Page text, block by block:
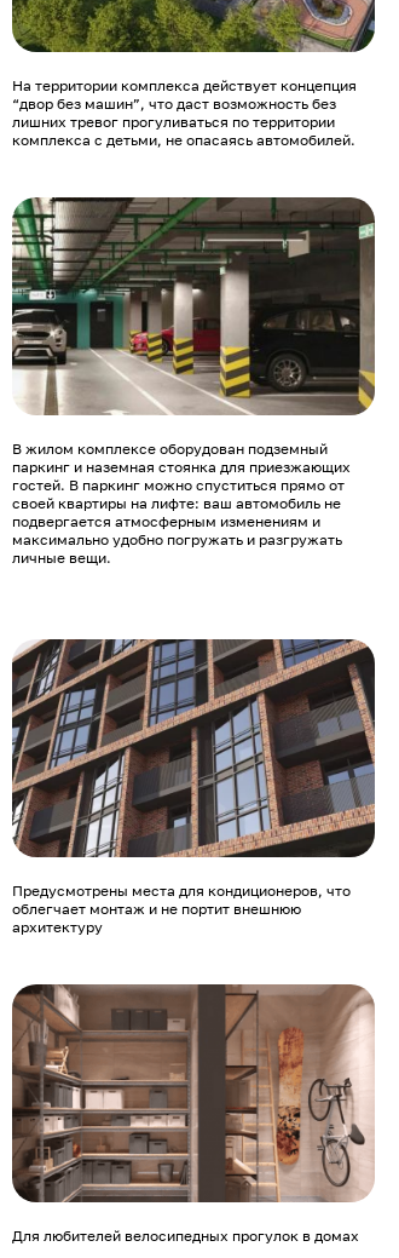
На территории комплекса действует концепция
“двор без машин”, что даст возможность без
лишних тревог прогуливаться по территории
комплекса с детьми, не опасаясь автомобилей.
В жилом комплексе оборудован подземный
паркинг и наземная стоянка для приезжающих
гостей. В паркинг можно спуститься прямо от
своей квартиры на лифте: ваш автомобиль не
подвергается атмосферным изменениям и
максимально удобно погружать и разгружать
личные вещи.
Предусмотрены места для кондиционеров, что
облегчает монтаж и не портит внешнюю
архитектуру
Для любителей велосипедных прогулок в домах